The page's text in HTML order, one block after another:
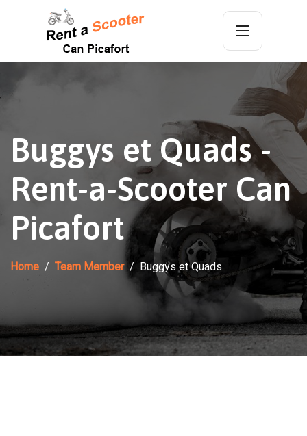
Buggys et Quads -
Rent-a-Scooter Can
Picafort
Home Team Member Buggys et Quads